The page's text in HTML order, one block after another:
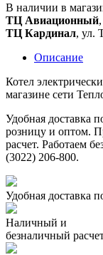
В наличии в
ТЦ Авиационный
ТЦ Кардинал, ул.
Описание
Котел
магазине сети
Удобная доставка
розницу и оптом.
расчет. Работаем
(3022) 206-800.
Удобная доставка
Наличный и
безналичный